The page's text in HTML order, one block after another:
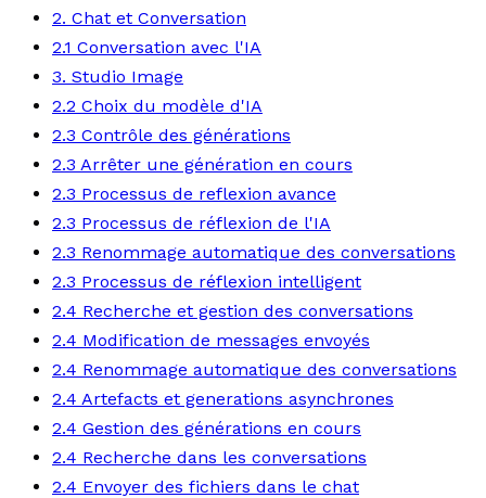
2. Chat et Conversation
2.1 Conversation avec l'IA
3. Studio Image
2.2 Choix du modèle d'IA
2.3 Contrôle des générations
2.3 Arrêter une génération en cours
2.3 Processus de reflexion avance
2.3 Processus de réflexion de l'IA
2.3 Renommage automatique des conversations
2.3 Processus de réflexion intelligent
2.4 Recherche et gestion des conversations
2.4 Modification de messages envoyés
2.4 Renommage automatique des conversations
2.4 Artefacts et generations asynchrones
2.4 Gestion des générations en cours
2.4 Recherche dans les conversations
2.4 Envoyer des fichiers dans le chat